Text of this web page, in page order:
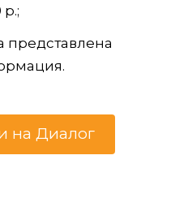
представлена
на Диалог